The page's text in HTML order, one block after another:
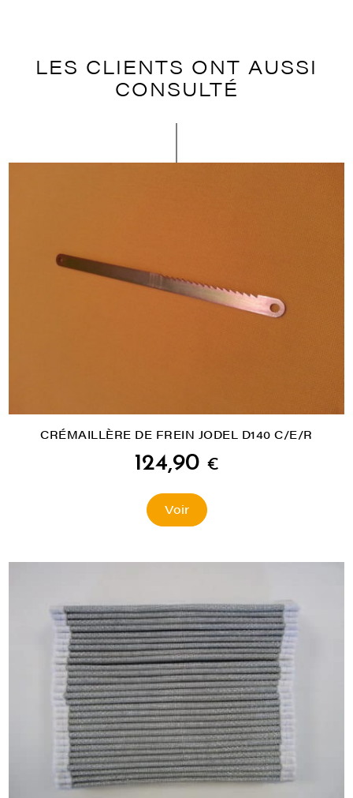
LES CLIENTS ONT AUSSI
CONSULTÉ
CRÉMAILLÈRE DE FREIN JODEL D140 C/E/R
124,90 €
Voir